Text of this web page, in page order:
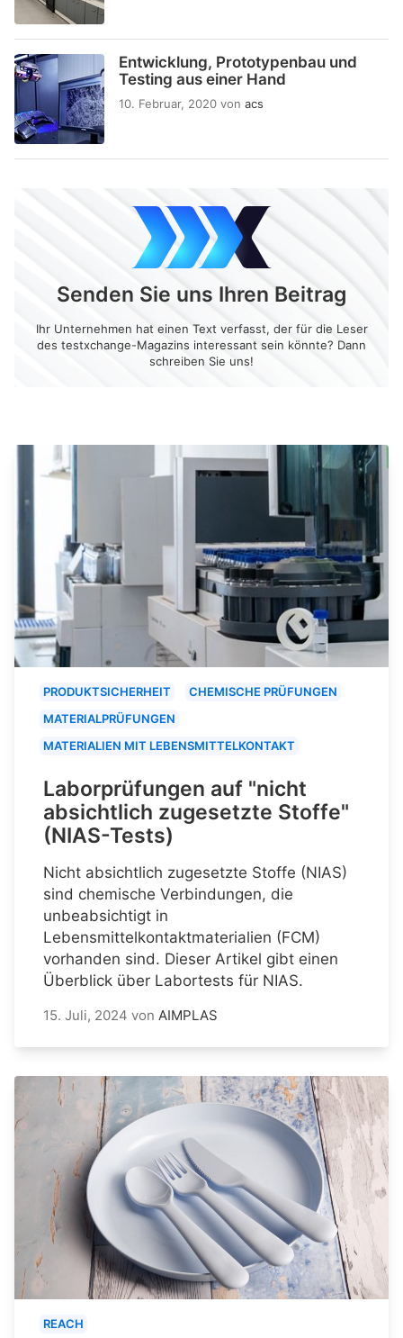
Entwicklung, Prototypenbau und
Testing aus einer Hand
10. Februar, 2020 von acs
Senden Sie uns Ihren Beitrag
Ihr Unternehmen hat einen Text verfasst, der für die Leser
des testxchange-Magazins interessant sein könnte? Dann
schreiben Sie uns!
PRODUKTSICHERHEIT
CHEMISCHE PRÜFUNGEN
MATERIALPRÜFUNGEN
MATERIALIEN MIT LEBENSMITTELKONTAKT
Laborprüfungen auf "nicht
absichtlich zugesetzte Stoffe"
(NIAS-Tests)
Nicht absichtlich zugesetzte Stoffe (NIAS)
sind chemische Verbindungen, die
unbeabsichtigt in
Lebensmittelkontaktmaterialien (FCM)
vorhanden sind. Dieser Artikel gibt einen
Überblick über Labortests für NIAS.
15. Juli, 2024 von AIMPLAS
REACH